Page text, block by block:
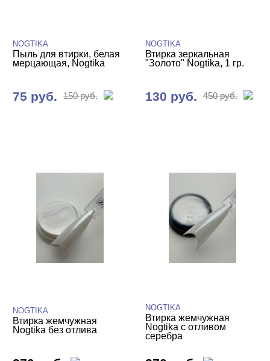
NOGTIKA
Пыль для втирки, белая
мерцающая, Nogtika
75 руб. 150 руб.
NOGTIKA
Втирка зеркальная
"Золото" Nogtika, 1 гр.
130 руб. 450 руб.
NOGTIKA
Втирка жемчужная
Nogtika без отлива
NOGTIKA
Втирка жемчужная
Nogtika с отливом
серебра